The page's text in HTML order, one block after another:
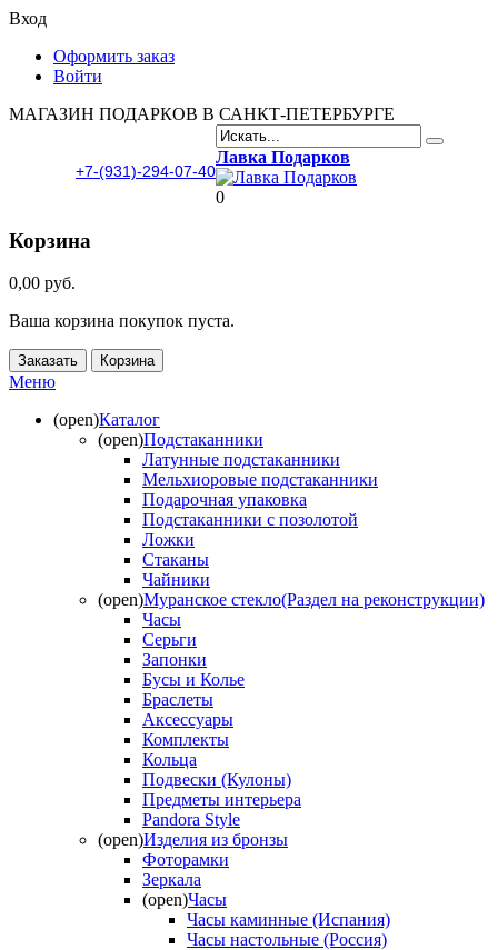
Вход
Оформить заказ
Войти
МАГАЗИН ПОДАРКОВ В САНКТ-ПЕТЕРБУРГЕ
+7-(931)-294-07-40
Лавка Подарков
0
Корзина
0,00 руб.
Ваша корзина покупок пуста.
Заказать Корзина
Меню
(open)Каталог
(open)Подстаканники
Латунные подстаканники
Мельхиоровые подстаканники
Подарочная упаковка
Подстаканники с позолотой
Ложки
Стаканы
Чайники
(open)Муранское стекло(Раздел на реконструкции)
Часы
Серьги
Запонки
Бусы и Колье
Браслеты
Аксессуары
Комплекты
Кольца
Подвески (Кулоны)
Предметы интерьера
Pandora Style
(open)Изделия из бронзы
Фоторамки
Зеркала
(open)Часы
Часы каминные (Испания)
Часы настольные (Россия)